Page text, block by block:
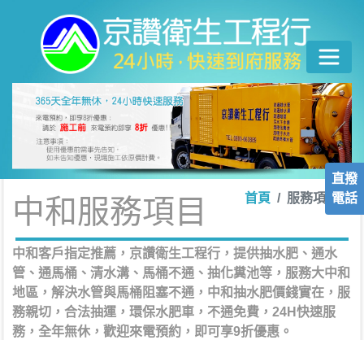
直撥
電話
首頁 服務項目
中和服務項目
中和客戶指定推薦，京讚衛生工程行，提供抽水肥、通水
管、通馬桶、清水溝、馬桶不通、抽化糞池等，服務大中和
地區，解決水管與馬桶阻塞不通，中和抽水肥價錢實在，服
務親切，合法抽運，環保水肥車，不通免費，24H快速服
務，全年無休，歡迎來電預約，即可享9折優惠。